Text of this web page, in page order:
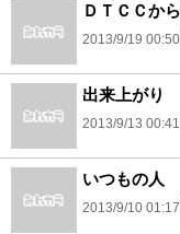
ＤＴＣＣか
2013/9/19 00:50
出来上がり
2013/9/13 00:41
いつもの
2013/9/10 01:17